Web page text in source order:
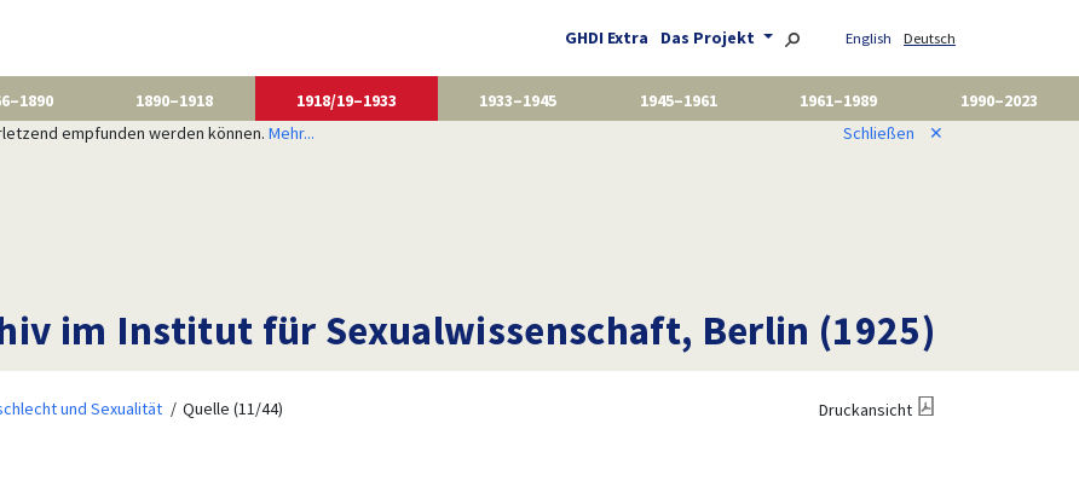
GHDI Extra Das Projekt English Deutsch
1890–1918 1918/19–1933 1933–1945 1945–1961 1961–1989
1990–2023
empfunden werden können. Mehr... Schließen ✕
im Institut für Sexualwissenschaft, Berlin (1925)
und Sexualität Quelle (11/44) Druckansicht